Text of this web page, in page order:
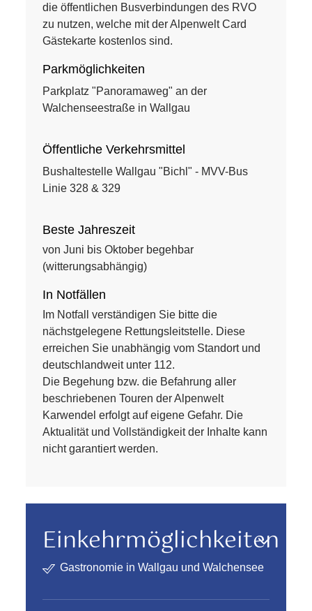
die öffentlichen Busverbindungen des RVO
zu nutzen, welche mit der Alpenwelt Card
Gästekarte kostenlos sind.
Parkmöglichkeiten
Parkplatz "Panoramaweg" an der
Walchenseestraße in Wallgau
Öffentliche Verkehrsmittel
Bushaltestelle Wallgau "Bichl" - MVV-Bus
Linie 328 & 329
Beste Jahreszeit
von Juni bis Oktober begehbar
(witterungsabhängig)
In Notfällen
Im Notfall verständigen Sie bitte die
nächstgelegene Rettungsleitstelle. Diese
erreichen Sie unabhängig vom Standort und
deutschlandweit unter 112.
Die Begehung bzw. die Befahrung aller
beschriebenen Touren der Alpenwelt
Karwendel erfolgt auf eigene Gefahr. Die
Aktualität und Vollständigkeit der Inhalte kann
nicht garantiert werden.
Einkehrmöglichkeiten
Gastronomie in Wallgau und Walchensee